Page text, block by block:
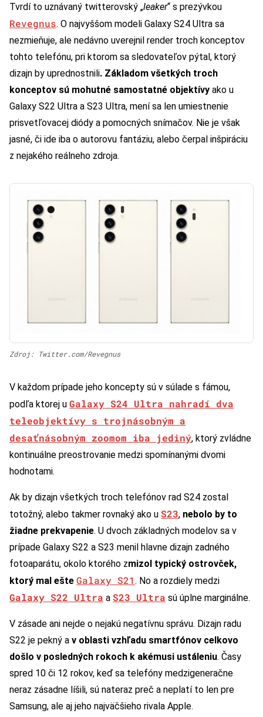
Tvrdí to uznávaný twitterovský „leaker“ s prezývkou
Revegnus. O najvyššom modeli Galaxy S24 Ultra sa
nezmieňuje, ale nedávno uverejnil render troch konceptov
tohto telefónu, pri ktorom sa sledovateľov pýtal, ktorý
dizajn by uprednostnili. Základom všetkých troch
konceptov sú mohutné samostatné objektívy ako u
Galaxy S22 Ultra a S23 Ultra, mení sa len umiestnenie
prisvetľovacej diódy a pomocných snímačov. Nie je však
jasné, či ide iba o autorovu fantáziu, alebo čerpal inšpiráciu
z nejakého reálneho zdroja.
Zdroj: Twitter.com/Revegnus
V každom prípade jeho koncepty sú v súlade s fámou,
podľa ktorej u Galaxy S24 Ultra nahradí dva
teleobjektívy s trojnásobným a
desaťnásobným zoomom iba jediný, ktorý zvládne
kontinuálne preostrovanie medzi spomínanými dvomi
hodnotami.
Ak by dizajn všetkých troch telefónov rad S24 zostal
totožný, alebo takmer rovnaký ako u S23, nebolo by to
žiadne prekvapenie. U dvoch základných modelov sa v
prípade Galaxy S22 a S23 menil hlavne dizajn zadného
fotoaparátu, okolo ktorého zmizol typický ostrovček,
ktorý mal ešte Galaxy S21 . No a rozdiely medzi
Galaxy S22 Ultra a S23 Ultra sú úplne marginálne.
V zásade ani nejde o nejakú negatívnu správu. Dizajn radu
S22 je pekný a v oblasti vzhľadu smartfónov celkovo
došlo v posledných rokoch k akémusi ustáleniu. Časy
spred 10 či 12 rokov, keď sa telefóny medzigeneračne
neraz zásadne líšili, sú nateraz preč a neplatí to len pre
Samsung, ale aj jeho najväčšieho rivala Apple.